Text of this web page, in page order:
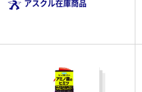
アスクル在庫商品